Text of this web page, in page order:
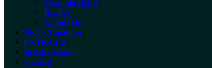
Cesta do finále
Reakce
Upoutávky
Živě s Tuňákem
EXTRA.CZ
Brdská Houba
Ostatní